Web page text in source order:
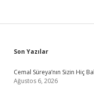
Sidebar
Son Yazılar
Cemal Süreya’nın Sizin Hiç
Ağustos 6, 2026